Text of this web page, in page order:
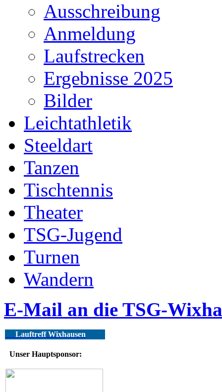
Ausschreibung
Anmeldung
Laufstrecken
Ergebnisse 2025
Bilder
Leichtathletik
Steeldart
Tanzen
Tischtennis
Theater
TSG-Jugend
Turnen
Wandern
E-Mail an die TSG-
Lauftreff Wixhausen
Unser Hauptsponsor: